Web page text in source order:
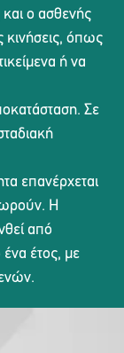
ο ασθενής
κινήσεις, όπως
ή να
Σε
επανέρχεται
Η
από
έτος, με